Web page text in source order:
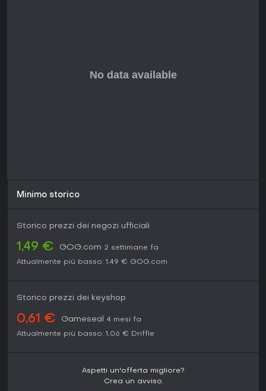
Minimo storico
Storico prezzi dei negozi ufficiali
1,49 € GOG.com 2 settimane fa
Attualmente più basso: 1,49 € GOG.com
Storico prezzi dei keyshop
0,61 € Gameseal
4 mesi fa
Attualmente più basso: 1,06 € Driffle
Aspetti un'offerta migliore?
Crea un avviso.